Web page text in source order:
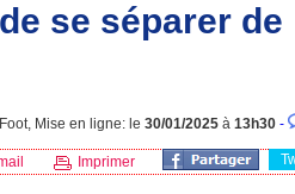
se séparer
Mise en ligne: le 30/01/2025 à 13h30 -
Imprimer